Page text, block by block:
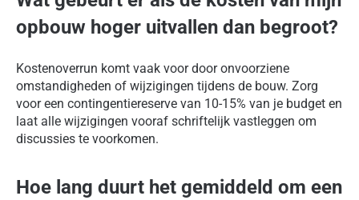
opbouw hoger uitvallen dan begroot?
Kostenoverrun komt vaak voor door onvoorziene
omstandigheden of wijzigingen tijdens de bouw. Zorg
voor een contingentiereserve van 10-15% van je budget en
laat alle wijzigingen vooraf schriftelijk vastleggen om
discussies te voorkomen.
Hoe lang duurt het gemiddeld om een